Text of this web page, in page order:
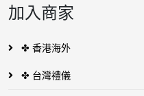
加入商家
✤ 香港海外
✤ 台灣禮儀